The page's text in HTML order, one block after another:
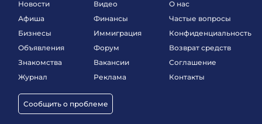
Новости
Афиша
Бизнесы
Объявления
Знакомства
Журнал
Сообщить о проблеме
Видео
Финансы
Иммиграция
Форум
Вакансии
Реклама
О нас
Частые вопросы
Конфиденциальность
Возврат средств
Соглашение
Контакты